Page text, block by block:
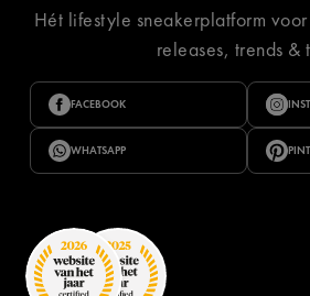
Hét lifestyle sneakerplatform
releases, trends &
FACEBOOK
WHATSAPP